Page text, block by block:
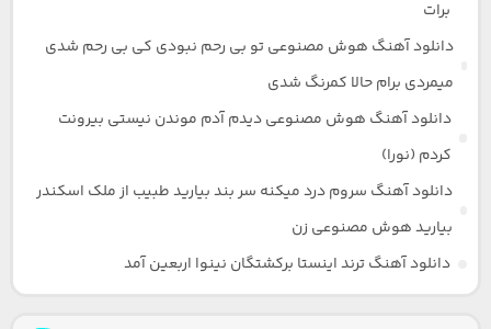
برات
دانلود آهنگ هوش مصنوعی تو بی رحم نبودی کی بی رحم شدی
میمردی برام حالا کمرنگ شدی
دانلود آهنگ هوش مصنوعی دیدم آدم موندن نیستی بیرونت
کردم (نورا)
دانلود آهنگ سروم درد میکنه سر بند بیارید طبیب از ملک اسکندر
بیارید هوش مصنوعی زن
دانلود آهنگ ترند اینستا برکشتگان نینوا اربعین آمد